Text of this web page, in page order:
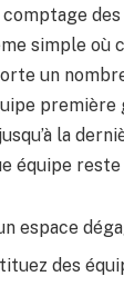
comptage
simple où
un
la
équipe reste
espace
des